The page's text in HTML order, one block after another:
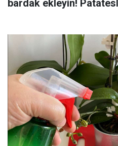
bardak ekleyin!